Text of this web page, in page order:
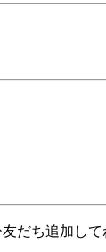
だち追加して